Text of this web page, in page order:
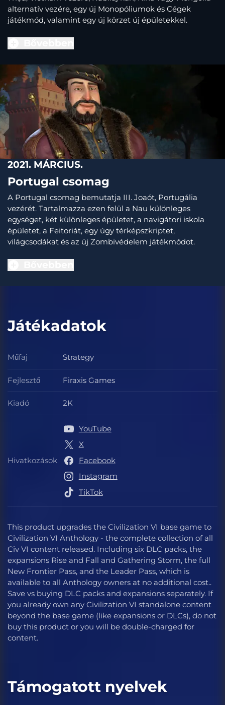
alternatív vezére, egy új Monopóliumok és Cégek
játékmód, valamint egy új körzet új épületekkel.
2021. MÁRCIUS.
Portugal csomag
A Portugal csomag bemutatja III. Joaót, Portugália
vezérét. Tartalmazza ezen felül a Nau különleges
egységet, két különleges épületet, a navigátori iskola
épületet, a Feitoriát, egy úgy térképszkriptet,
világcsodákat és az új Zombivédelem játékmódot.
Játékadatok
This product upgrades the Civilization VI base game to
Civilization VI Anthology - the complete collection of all
Civ VI content released. Including six DLC packs, the
expansions Rise and Fall and Gathering Storm, the full
New Frontier Pass, and the Leader Pass, which is
available to all Anthology owners at no additional cost..
Save vs buying DLC packs and expansions separately. If
you already own any Civilization VI standalone content
beyond the base game (like expansions or DLCs), do not
buy this product or you will be double-charged for
content.
Műfaj Műfaj
Strategy
Fejlesztő Fejlesztő
Firaxis Games
Kiadó Kiadó
2K
Hivatkozások Hivatkozások
YouTube
X
Facebook
Instagram
TikTok
Támogatott nyelvek